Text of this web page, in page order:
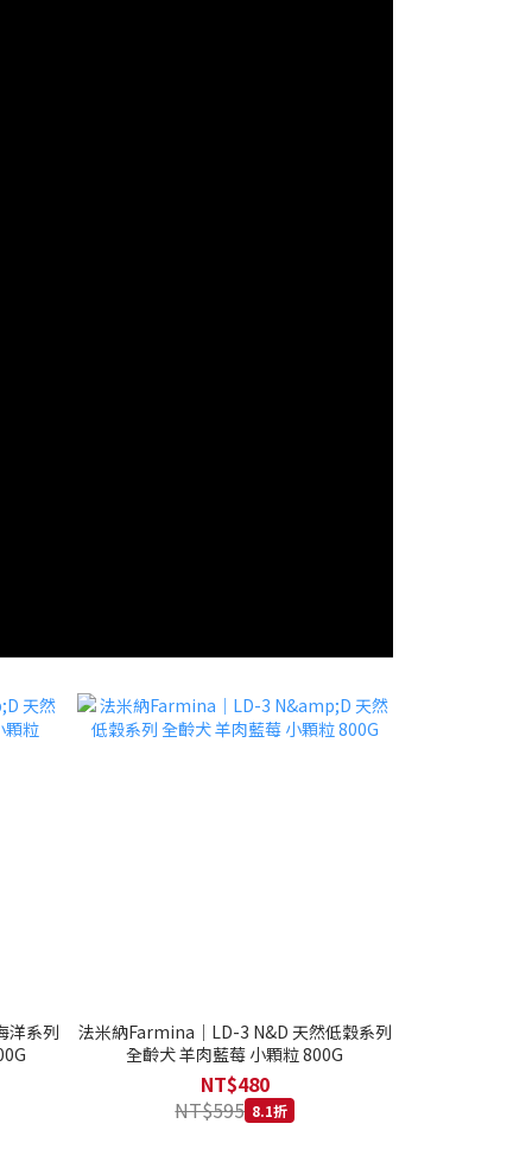
洋系列
法米納Farmina｜LD-3 N&D 天然低穀系列
全齡犬 羊肉藍莓 小顆粒 800G
NT$480
NT$595 8.1折